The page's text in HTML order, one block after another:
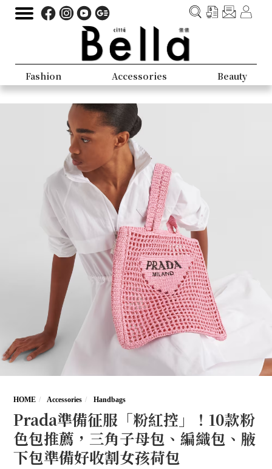
Fashion Accessories Beauty
HOME Accessories Handbags
Prada準備征服「粉紅控」！10款粉
色包推薦，三角子母包、編織包、腋
下包準備好收割女孩荷包